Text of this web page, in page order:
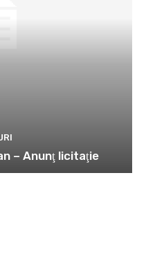
– Anunţ licitaţie